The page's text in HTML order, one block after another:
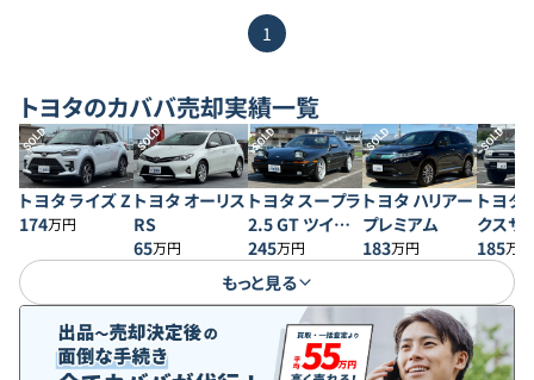
1
トヨタのカババ売却実績一覧
SOLD
トヨタ ライズ Z
174万円
SOLD
トヨタ オーリス
RS
65万円
SOLD
トヨタ スープラ
2.5 GT ツイン
ターボR ワイド
ボディ
245万円
SOLD
トヨタ ハリアー
プレミアム
183万円
SOLD
トヨタ
クスサ
SSR-X
185万円
もっと見る